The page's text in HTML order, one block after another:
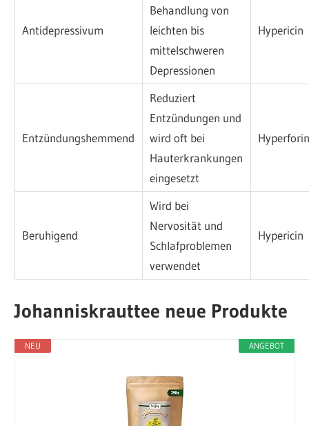
Antidepressivum
Behandlung von
leichten bis
mittelschweren
Depressionen
Hypericin
Entzündungshemmend
Reduziert
Entzündungen und
wird oft bei
Hauterkrankungen
eingesetzt
Beruhigend
Wird bei
Nervosität und
Schlafproblemen
verwendet
Hypericin
Johanniskrauttee neue Produkte
ANGEBOT
NEU